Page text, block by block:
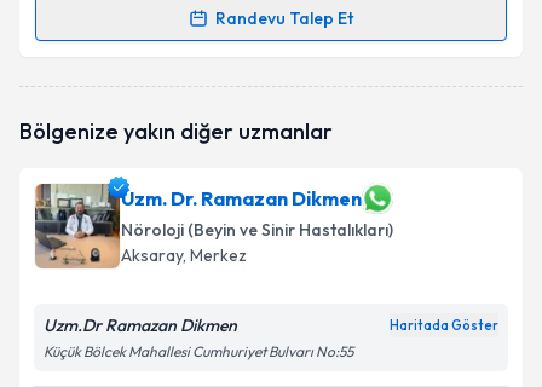
kapsamda işlenmesini kabul ediyorum.
Takvim Talebini Gönder
Randevu Talep Et
Randevu Takvimi Talebi
talebi oluşturun. Size bu uzmandan randevu almanız
bilgilendireceğiz.
E-posta Adresiniz
Kişisel verilerimin işlenmesine ilişkin
Bölgenize yakın diğer uzmanlar
Uzm. Dr. Ramazan Dikmen
Nöroloji (Beyin ve Sinir Hastalıkları)
Aksaray, Merkez
Uzm.Dr Ramazan Dikmen Haritada Göster
Küçük Bölcek Mahallesi Cumhuriyet Bulvarı No:55